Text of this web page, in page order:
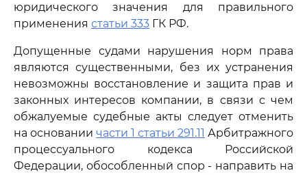
юридического значения для правильного
применения статьи 333 ГК РФ.
Допущенные судами нарушения норм права
являются существенными, без их устранения
невозможны восстановление и защита прав и
законных интересов компании, в связи с чем
обжалуемые судебные акты следует отменить
на основании части 1 статьи 291.11 Арбитражного
процессуального кодекса Российской
Федерации, обособленный спор - направить на